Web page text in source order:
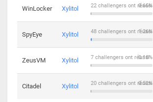
WinLocker Xylitol 0.65%
22 challengers ont réussi
SpyEye Xylitol 1.26%
48 challengers ont réussi
ZeusVM Xylitol 0.18%
7 challengers ont réussi
Citadel Xylitol 0.52%
20 challengers ont réussi